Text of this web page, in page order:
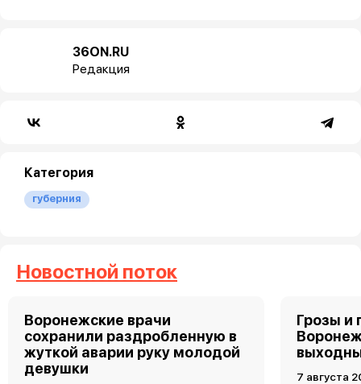
36ON.RU
Редакция
Категория
губерния
Новостной поток
Воронежские врачи
сохранили раздробленную в
жуткой аварии руку молодой
девушки
Грозы и
7 августа